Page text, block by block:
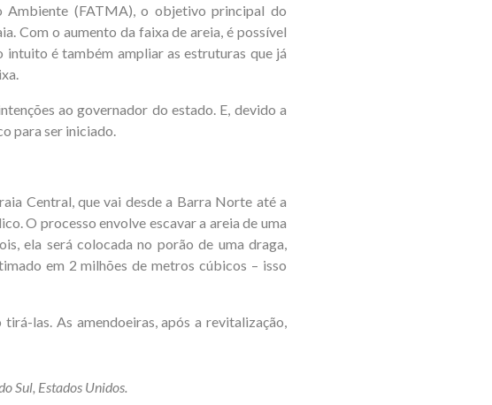
Ambiente (FATMA), o objetivo principal do
Com o aumento da faixa de areia, é possível
intuito é também ampliar as estruturas que já
ao governador do estado. E, devido a
para ser iniciado.
Central, que vai desde a Barra Norte até a
O processo envolve escavar a areia de uma
ela será colocada no porão de uma draga,
em 2 milhões de metros cúbicos – isso
las. As amendoeiras, após a revitalização,
Sul, Estados Unidos.